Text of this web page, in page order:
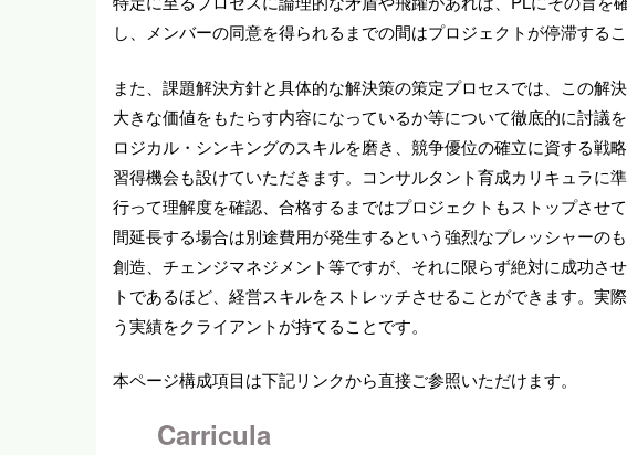
し、メンバーの同意を得られるまでの間はプロジェクトが停滞する
また、課題解決方針と具体的な解決策の策定プロセスでは、この
大きな価値をもたらす内容になっているか等について徹底的に討議
ロジカル・シンキングのスキルを磨き、競争優位の確立に資する
習得機会も設けていただきます。コンサルタント育成カリキュラに
行って理解度を確認、合格するまではプロジェクトもストップさせ
間延長する場合は別途費用が発生するという強烈なプレッシャーの
創造、チェンジマネジメント等ですが、それに限らず絶対に成功さ
トであるほど、経営スキルをストレッチさせることができます。
う実績をクライアントが持てることです。
本ページ構成項目は下記リンクから直接ご参照いただけます。
Carricula